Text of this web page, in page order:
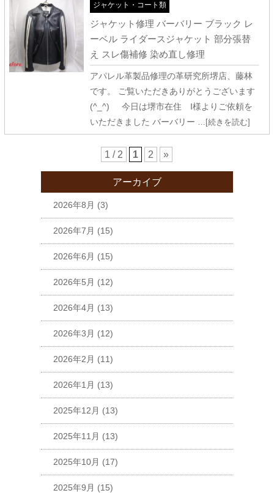
ジャケット・コート類
ジャケット修理 バーバリー ブラック レ
ーベル ライダースジャケット 部分張替
え スレ傷補修 染め直し修理
アパレル革製品修理の革研究所堺店、藤林
です。 ご覧いただきありがとうございます
(^_^) 今日は堺市在住 I様よりご依頼を
いただきました バーバリー …[続きを読む]
1 / 2 1 2 »
アーカイブ
2026年8月 (3)
2026年7月 (15)
2026年6月 (15)
2026年5月 (12)
2026年4月 (13)
2026年3月 (12)
2026年2月 (11)
2026年1月 (13)
2025年12月 (13)
2025年11月 (13)
2025年10月 (17)
2025年9月 (15)